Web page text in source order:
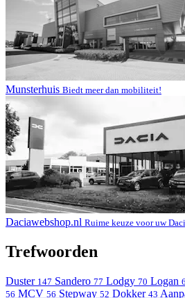
Munsterhuis Biedt meer dan mobiliteit!
Daciawebshop.nl Ruime keuze voor uw
Trefwoorden
Duster 147 Sandero 77 Lodgy 70 Logan
56 MCV 56 Stepway 52 Dokker 43